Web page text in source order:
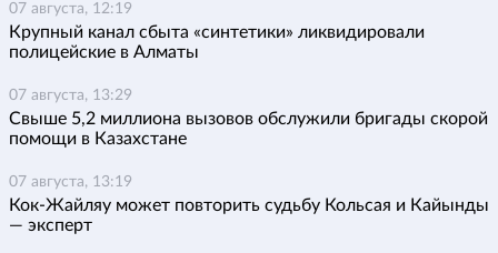
07 августа, 12:19
Крупный канал сбыта «синтетики» ликвидировали
полицейские в Алматы
07 августа, 13:29
Свыше 5,2 миллиона вызовов обслужили бригады скорой
помощи в Казахстане
07 августа, 13:19
Кок-Жайляу может повторить судьбу Кольсая и Кайынды
— эксперт